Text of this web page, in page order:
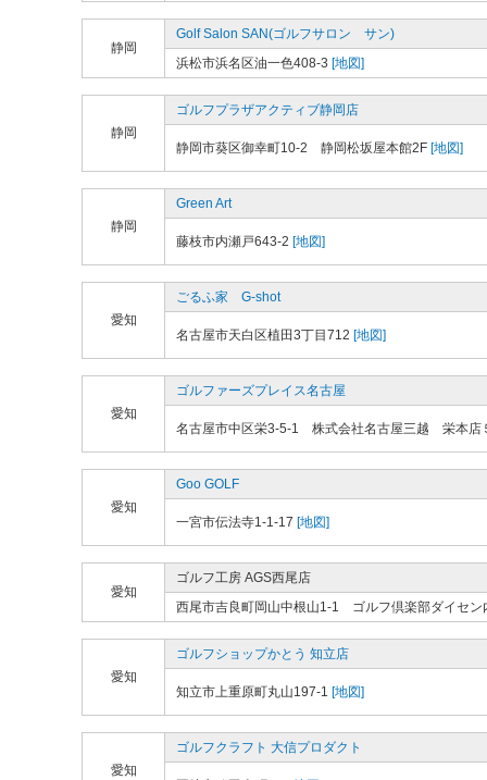
静岡
Golf Salon SAN(ゴルフサロン サン)
浜松市浜名区油一色408-3 [地図]
静岡
ゴルフプラザアクティブ静岡店
静岡市葵区御幸町10-2 静岡松坂屋本館2F [地図]
静岡
Green Art
藤枝市内瀬戸643-2 [地図]
愛知
ごるふ家 G-shot
名古屋市天白区植田3丁目712 [地図]
愛知
ゴルファーズプレイス名古屋
名古屋市中区栄3-5-1 株式会社名古屋三越 栄本店
愛知
Goo GOLF
一宮市伝法寺1-1-17 [地図]
愛知
ゴルフ工房 AGS西尾店
西尾市吉良町岡山中根山1-1 ゴルフ倶楽部ダイセン
愛知
ゴルフショップかとう 知立店
知立市上重原町丸山197-1 [地図]
愛知
ゴルフクラフト 大信プロダクト